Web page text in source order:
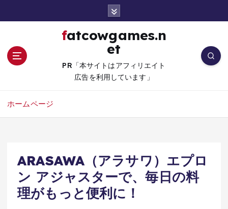
fatcowgames.n
et
PR「本サイトはアフィリエイト
広告を利用しています」
ホームページ
ARASAWA（アラサワ）エプロ
ン アジャスターで、毎日の料
理がもっと便利に！